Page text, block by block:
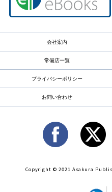
会社案内
常備店一覧
プライバシーポリシー
お問い合わせ
Copyright © 2021 Asakura